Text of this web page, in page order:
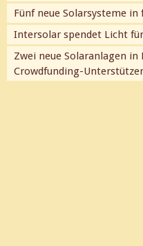
Fünf neue Solarsysteme
Intersolar spendet Licht
Zwei neue Solaranlagen
Crowdfunding-Unterstützer